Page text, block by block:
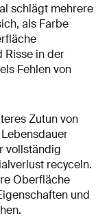
schlägt mehrere
als Farbe
Risse in der
Fehlen von
Zutun von
vollständig
recyceln.
Oberfläche
und